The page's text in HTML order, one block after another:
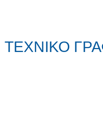
ΤΕΧΝΙΚΟ